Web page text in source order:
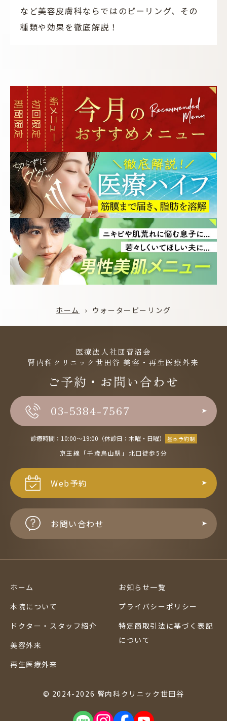
など美容皮膚科ならではのピーリング、その
種類や効果を徹底解説！
ホーム › ウォーターピーリング
医療法人社団菅沼会
腎内科クリニック世田谷 美容・再生医療外来
ご予約・お問い合わせ
03-5384-7567
診療時間：10:00〜19:00（休診日：木曜・日曜） 基本予約制
京王線「千歳烏山駅」北口徒歩5分
Web予約
お問い合わせ
ホーム
本院について
ドクター・スタッフ紹介
美容外来
再生医療外来
お知らせ一覧
プライバシーポリシー
特定商取引法に基づく表記
について
© 2024-2026 腎内科クリニック世田谷